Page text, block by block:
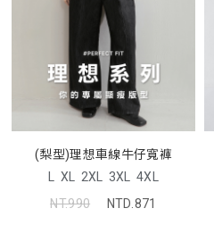
(梨型)理想車線牛仔寬褲
L XL 2XL 3XL 4XL
NT.990
NTD.871